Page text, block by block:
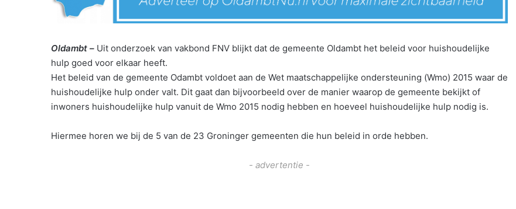
Oldambt – Uit onderzoek van vakbond FNV blijkt dat de gemeente Oldambt het beleid voor huishoudelijke
hulp goed voor elkaar heeft.
Het beleid van de gemeente Odambt voldoet aan de Wet maatschappelijke ondersteuning (Wmo) 2015 waar de
huishoudelijke hulp onder valt. Dit gaat dan bijvoorbeeld over de manier waarop de gemeente bekijkt of
inwoners huishoudelijke hulp vanuit de Wmo 2015 nodig hebben en hoeveel huishoudelijke hulp nodig is.
Hiermee horen we bij de 5 van de 23 Groninger gemeenten die hun beleid in orde hebben.
- advertentie -